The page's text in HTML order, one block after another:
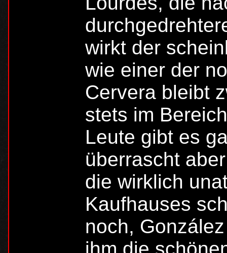
wirkt der
wie einer der
Cervera bleibt
stets im
Leute gibt es
überrascht
die wirklich
Kaufhauses
noch,